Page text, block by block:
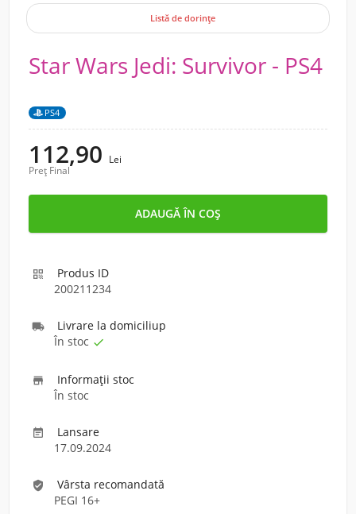
Listă de dorințe
Star Wars Jedi: Survivor - PS4
PS4
112,90 Lei
Preț Final

Produs ID
200211234
 Livrare la domiciliup
În stoc 

Informaţii stoc
În stoc

Lansare
17.09.2024
verified_user
Vârsta recomandată
PEGI 16+